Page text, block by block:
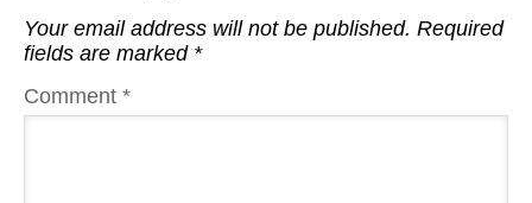
Your email address will not be published. Required
fields are marked *
Comment *